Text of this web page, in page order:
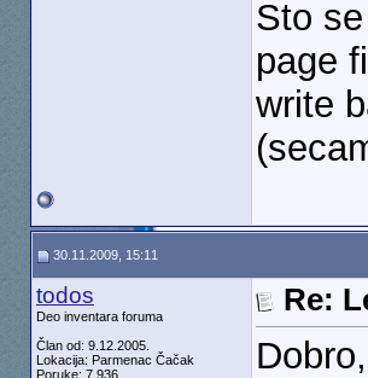
Sto
page
write
30.11.2009, 15:11
todos
Deo inventara foruma
Član od: 9.12.2005.
Lokacija: Parmenac Čačak
Poruke: 7.936
Re: